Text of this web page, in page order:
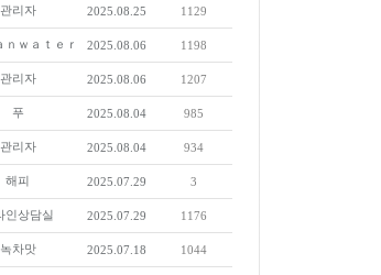
관리자 2025.08.25 1129
ｎｗａｔｅｒ 2025.08.06 1198
관리자 2025.08.06 1207
푸 2025.08.04 985
관리자 2025.08.04 934
해피 2025.07.29 3
인상담실 2025.07.29 1176
녹차맛 2025.07.18 1044